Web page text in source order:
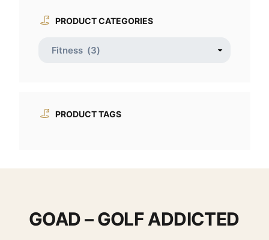
PRODUCT CATEGORIES
PRODUCT TAGS
GOAD – GOLF ADDICTED